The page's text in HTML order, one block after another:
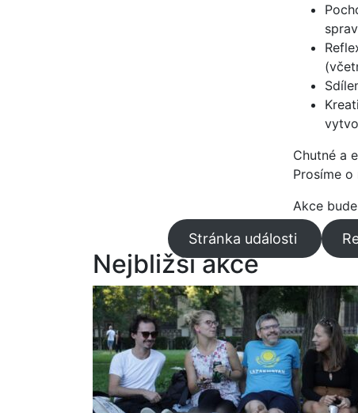
Chutné a
Prosíme
Akce
Stránka události
Nejbližší akce